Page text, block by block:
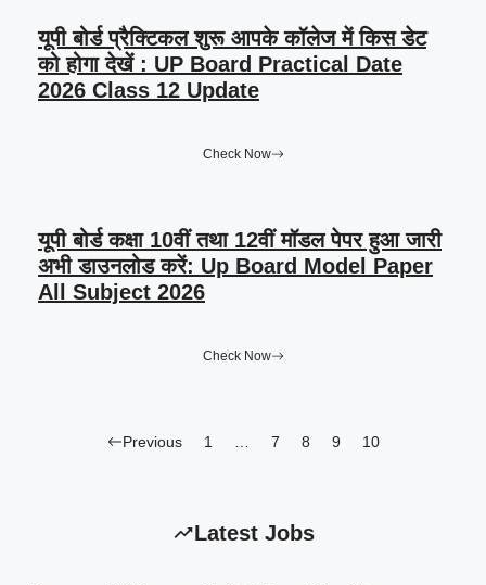
यूपी बोर्ड प्रैक्टिकल शुरू आपके कॉलेज में किस डेट
को होगा देखें : UP Board Practical Date
2026 Class 12 Update
Check Now
यूपी बोर्ड कक्षा 10वीं तथा 12वीं मॉडल पेपर हुआ जारी
अभी डाउनलोड करें: Up Board Model Paper
All Subject 2026
Check Now
Previous 1 7 8 9 10
Latest Jobs